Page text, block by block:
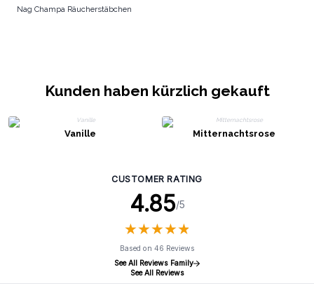
Nag Champa Räucherstäbchen
Kunden haben kürzlich gekauft
Vanille Mitternachtsrose
CUSTOMER RATING
4.85/5
★★★★★
★★★★★
Based on 46 Reviews
See All Reviews Family
See All Reviews